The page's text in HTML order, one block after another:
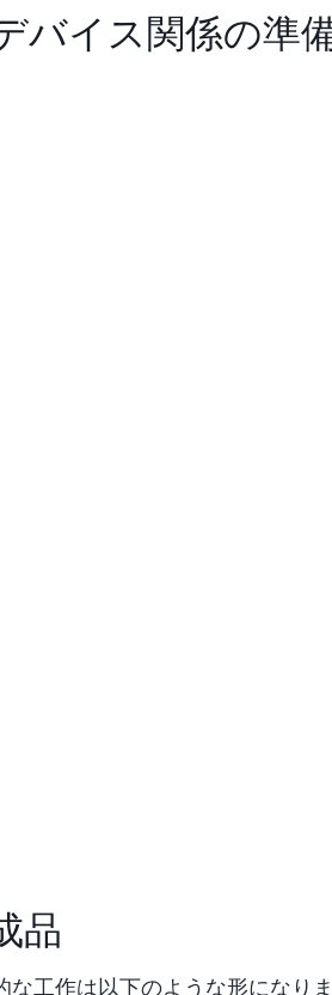
バイス関係の準
品
な工作は以下のような形になりま